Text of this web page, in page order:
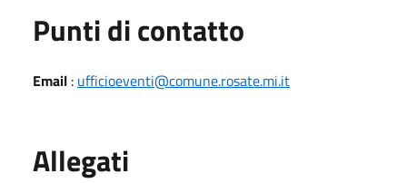
Punti di contatto
Email : ufficioeventi@comune.rosate.mi.it
Allegati